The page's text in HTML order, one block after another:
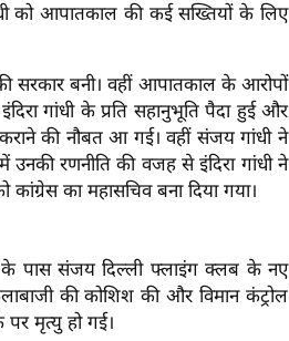
को आपातकाल की कई सख्तियों के लिए
बनी। वहीं आपातकाल के आरोपों
गांधी के प्रति सहानुभूति पैदा हुई और
की नौबत आ गई। वहीं संजय गांधी ने
रणनीति की वजह से इंदिरा गांधी ने
का महासचिव बना दिया गया।
पास संजय दिल्ली फ्लाइंग क्लब के नए
की कोशिश की और विमान कंट्रोल
मृत्यु हो गई।